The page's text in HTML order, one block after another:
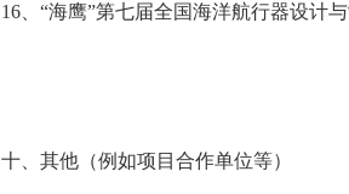
16 、“海鹰”第七届全国海洋航行器设计
十、其他（例如项目合作单位等）